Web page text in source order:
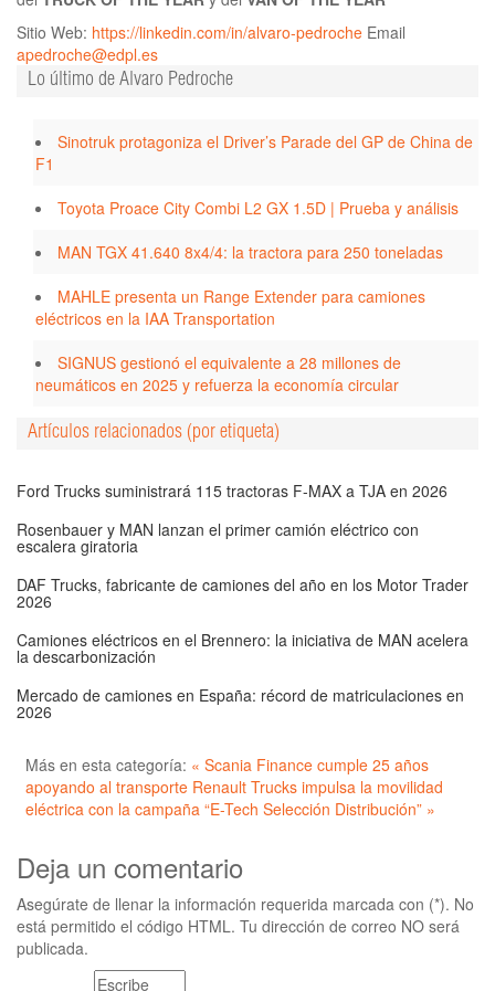
Sitio Web: https://linkedin.com/in/alvaro-pedroche Email
apedroche@edpl.es
Lo último de Alvaro Pedroche
Sinotruk protagoniza el Driver’s Parade del GP de China de
F1
Toyota Proace City Combi L2 GX 1.5D | Prueba y análisis
MAN TGX 41.640 8x4/4: la tractora para 250 toneladas
MAHLE presenta un Range Extender para camiones
eléctricos en la IAA Transportation
SIGNUS gestionó el equivalente a 28 millones de
neumáticos en 2025 y refuerza la economía circular
Artículos relacionados (por etiqueta)
Ford Trucks suministrará 115 tractoras F-MAX a TJA en 2026
Rosenbauer y MAN lanzan el primer camión eléctrico con
escalera giratoria
DAF Trucks, fabricante de camiones del año en los Motor Trader
2026
Camiones eléctricos en el Brennero: la iniciativa de MAN acelera
la descarbonización
Mercado de camiones en España: récord de matriculaciones en
2026
Más en esta categoría: « Scania Finance cumple 25 años
apoyando al transporte Renault Trucks impulsa la movilidad
eléctrica con la campaña “E-Tech Selección Distribución” »
Deja un comentario
Asegúrate de llenar la información requerida marcada con (*). No
está permitido el código HTML. Tu dirección de correo NO será
publicada.